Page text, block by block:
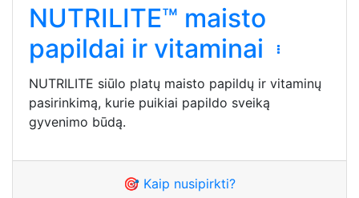
NUTRILITE™ maisto
papildai ir vitaminai
NUTRILITE siūlo platų maisto papildų ir vitaminų
pasirinkimą, kurie puikiai papildo sveiką
gyvenimo būdą.
🎯 Kaip nusipirkti?